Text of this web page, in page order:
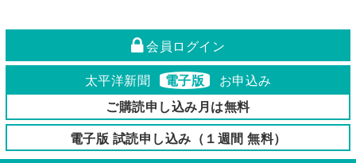
会員ログイン
太平洋新聞 電子版
お申込み
ご購読申し込み月は無料
電子版 試読申し込み（１週間 無料）